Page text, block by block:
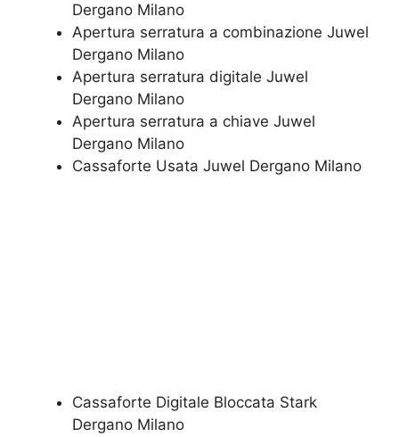
Dergano Milano
​Apertura serratura​ ​a combinazione Juwel
Dergano Milano
Apertura serratura​ ​digitale Juwel
Dergano Milano
​Apertura serratura​ ​a chiave Juwel
Dergano Milano
​Cassaforte Usata Juwel Dergano Milano
Cassaforte Digitale Bloccata Stark
Dergano Milano